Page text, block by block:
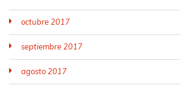
octubre 2017
septiembre 2017
agosto 2017